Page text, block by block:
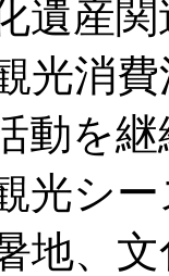
遺産
光消
動を
光シ
地、